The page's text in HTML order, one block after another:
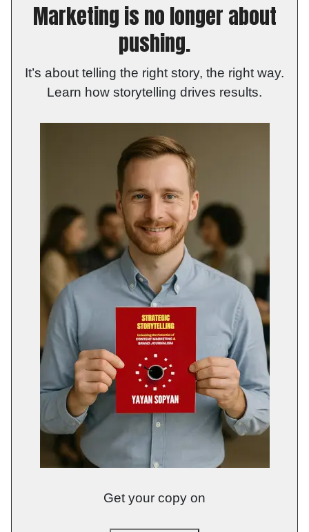
Marketing is no longer about
pushing.
It’s about telling the right story, the right way.
Learn how storytelling drives results.
Get your copy on